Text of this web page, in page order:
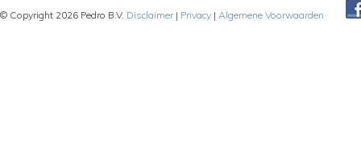
© Copyright 2026 Pedro B.V. Disclaimer| Privacy | Algemene Voorwaarden